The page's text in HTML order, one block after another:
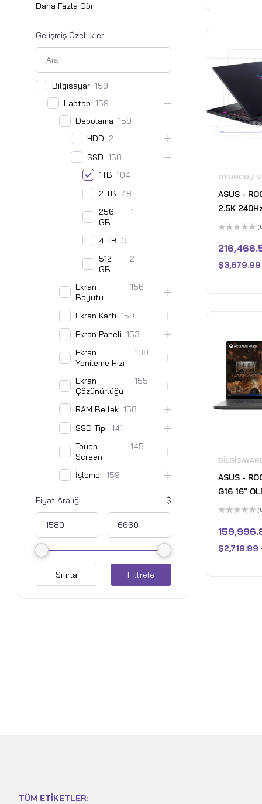
Gelişmiş Özellikler
Bilgisayar 159
Laptop 159
Depolama 159
HDD 2
SSD 158
1TB 104
2 TB 48
256
GB
1
4 TB 3
512
GB
2
Ekran
Boyutu
156
Ekran Kartı 159
Ekran Paneli 153
Ekran
Yenileme Hızı
138
Ekran
Çözünürlüğü
155
RAM Bellek 158
SSD Tipi 141
Touch
Screen
145
İşlemci 159
Fiyat Aralığı
Filtrele
Sıfırla
OYUNCU /
ASUS -
2.5K
Laptop -
RAM -
RTX 5070
üzerinden
0
aldı
$3,679.99
ASUS -
G16 16"
Gaming
- NVIDIA
5070 -
üzerinden
0
aldı
$2,719.99
TÜM ETIKETLER: